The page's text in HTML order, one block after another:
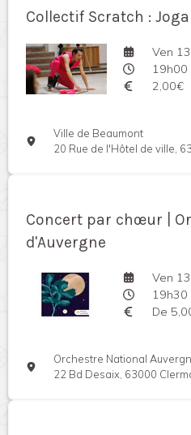
Collectif Scratch :
Ven
2,00€
Ville de Beaumont
20 Rue de l'Hôtel de ville,
Concert par chœur |
d'Auvergne
Ven
19h30
De
Orchestre National
22 Bd Desaix, 63000